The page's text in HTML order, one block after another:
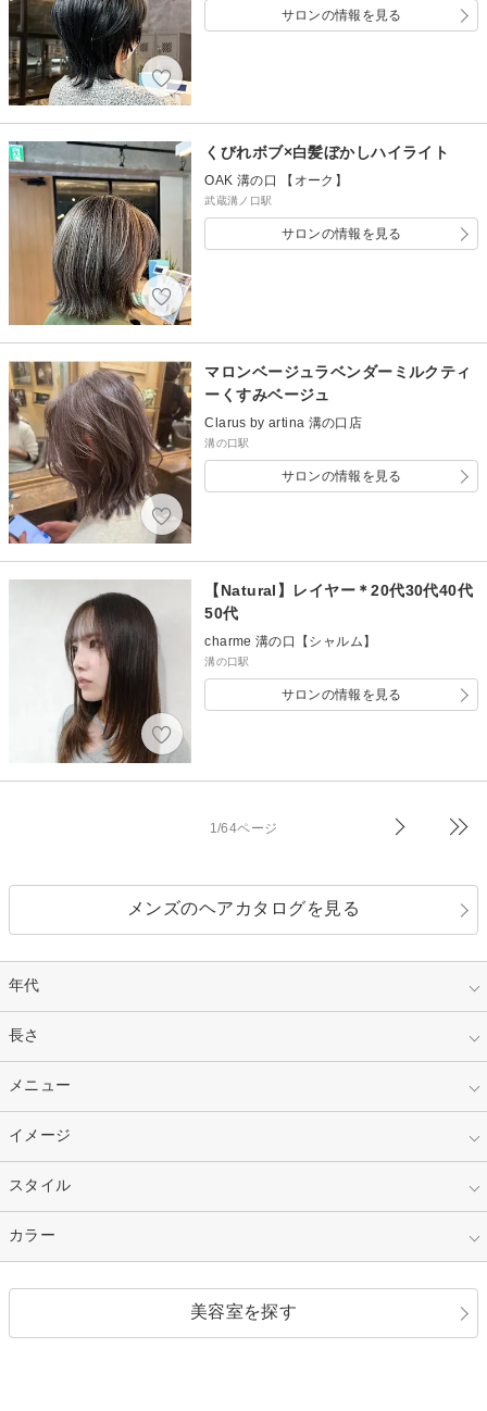
サロンの情報を見る
くびれボブ×白髪ぼかしハイライト
OAK 溝の口 【オーク】
武蔵溝ノ口駅
サロンの情報を見る
マロンベージュラベンダーミルクティ
ーくすみベージュ
Clarus by artina 溝の口店
溝の口駅
サロンの情報を見る
【Natural】レイヤー＊20代30代40代
50代
charme 溝の口【シャルム】
溝の口駅
サロンの情報を見る
1/64ページ
メンズのヘアカタログを見る
年代
指定なし
10代
30代
長さ
指定なし
ショート
セミロング
メニュー
指定なし
カラー
縮毛矯正
イメージ
指定なし
キュート
ストリート
スタイル
指定なし
カラー
美容室を探す